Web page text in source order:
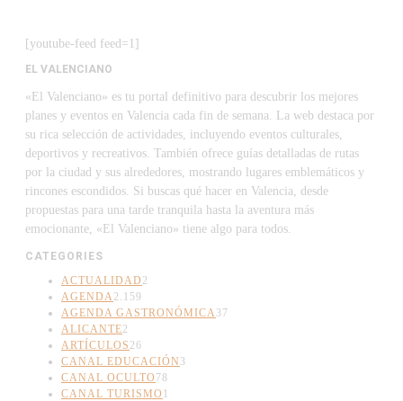
[youtube-feed feed=1]
EL VALENCIANO
«El Valenciano» es tu portal definitivo para descubrir los mejores
planes y eventos en Valencia cada fin de semana. La web destaca por
su rica selección de actividades, incluyendo eventos culturales,
deportivos y recreativos. También ofrece guías detalladas de rutas
por la ciudad y sus alrededores, mostrando lugares emblemáticos y
rincones escondidos. Si buscas qué hacer en Valencia, desde
propuestas para una tarde tranquila hasta la aventura más
emocionante, «El Valenciano» tiene algo para todos.
CATEGORIES
ACTUALIDAD 2
AGENDA2.159
AGENDA GASTRONÓMICA37
ALICANTE2
ARTÍCULOS 26
CANAL EDUCACIÓN 3
CANAL OCULTO 78
CANAL TURISMO 1